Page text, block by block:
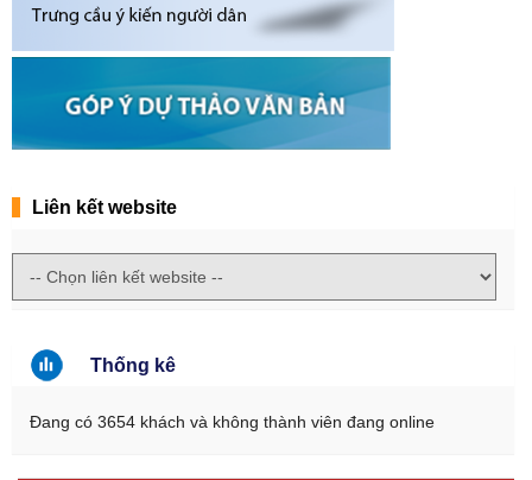
Liên kết website
Thống kê
Đang có 3654 khách và không thành viên đang online